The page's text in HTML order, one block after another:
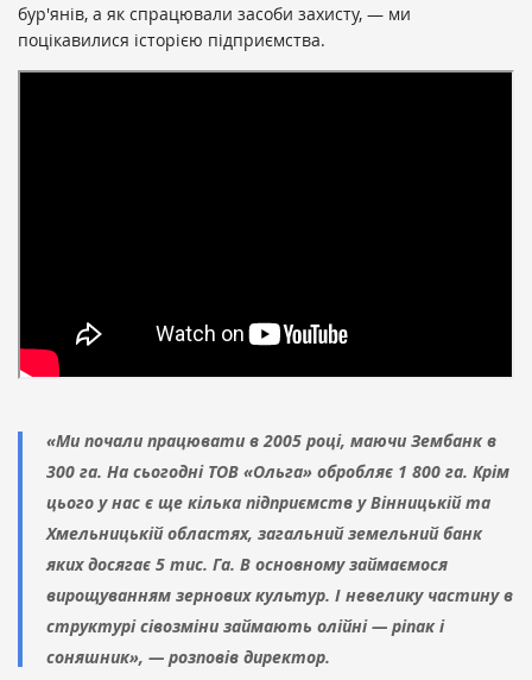
бур'янів, а як спрацювали засоби захисту, — ми
поцікавилися історією підприємства.
«Ми почали працювати в 2005 році, маючи Зембанк в
300 га. На сьогодні ТОВ «Ольга» обробляє 1 800 га. Крім
цього у нас є ще кілька підприємств у Вінницькій та
Хмельницькій областях, загальний земельний банк
яких досягає 5 тис. Га. В основному займаємося
вирощуванням зернових культур. І невелику частину в
структурі сівозміни займають олійні — ріпак і
соняшник», — розповів директор.